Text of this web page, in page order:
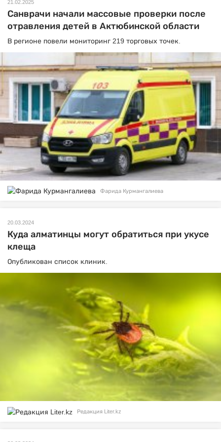
21.02.2025
Санврачи начали массовые проверки после
отравления детей в Актюбинской области
В регионе повели мониторинг 219 торговых точек.
Фарида Курмангалиева
20.03.2024
Куда алматинцы могут обратиться при укусе
клеща
Опубликован список клиник.
Редакция Liter.kz